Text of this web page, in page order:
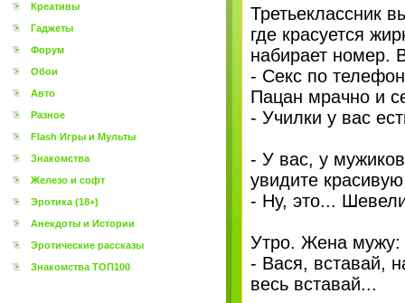
Креативы
Гаджеты
Форум
Обои
Авто
Разное
Flash Игры и Мульты
Знакомства
Железо и софт
Эротика (18+)
Анекдоты и Истории
Эротические рассказы
Знакомства ТОП100
Третьеклассник
где красуется
набирает номер.
- Секс по
Пацан мрачно и
- Училки у вас
- У вас, у
увидите
- Ну, это...
Утро. Жена мужу:
- Вася, вставай,
весь вставай...